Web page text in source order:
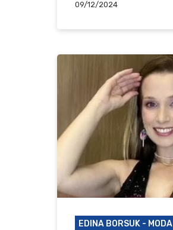
09/12/2024
EDINA BORSUK - MODA